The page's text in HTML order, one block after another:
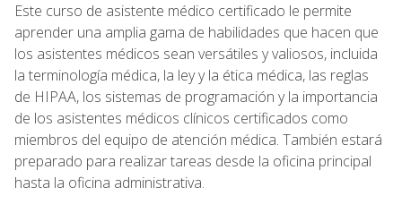
Este curso de asistente médico certificado le permite
aprender una amplia gama de habilidades que hacen que
los asistentes médicos sean versátiles y valiosos, incluida
la terminología médica, la ley y la ética médica, las reglas
de HIPAA, los sistemas de programación y la importancia
de los asistentes médicos clínicos certificados como
miembros del equipo de atención médica. También estará
preparado para realizar tareas desde la oficina principal
hasta la oficina administrativa.